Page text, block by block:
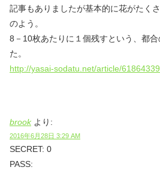
記事もありましたが基本的に花がたく
のよう。
8－10枚あたりに１個残すという、都
た。
http://yasai-sodatu.net/article/
brook より:
2016年6月28日 3:29 AM
SECRET: 0
PASS: